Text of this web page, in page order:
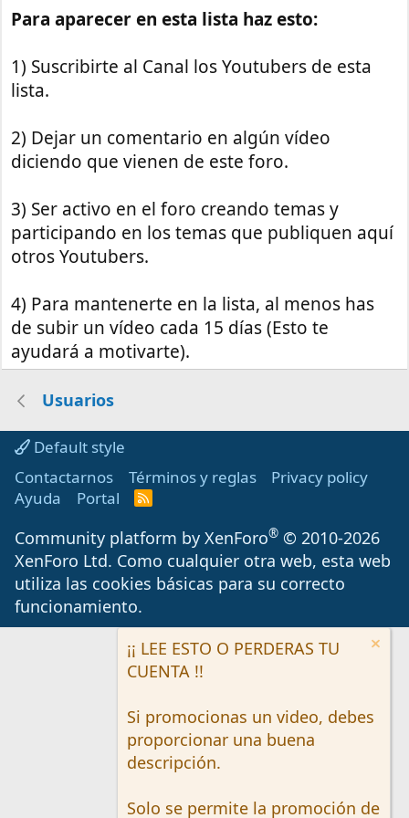
Para aparecer en esta lista haz esto:
1) Suscribirte al Canal los Youtubers de esta
lista.
2) Dejar un comentario en algún vídeo
diciendo que vienen de este foro.
3) Ser activo en el foro creando temas y
participando en los temas que publiquen aquí
otros Youtubers.
4) Para mantenerte en la lista, al menos has
de subir un vídeo cada 15 días (Esto te
ayudará a motivarte).
Usuarios
Default style
Contactarnos
Términos y reglas
Privacy policy
Ayuda
Portal
R
S
Community platform by XenForo® © 2010-2026
XenForo Ltd. Como cualquier otra web, esta web
utiliza las cookies básicas para su correcto
funcionamiento.
¡¡ LEE ESTO O PERDERAS TU
CUENTA !!
Si promocionas un video, debes
proporcionar una buena
descripción.
Solo se permite la promoción de